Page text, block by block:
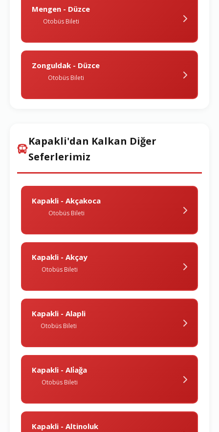
Mengen - Düzce
Otobüs Bileti
Zonguldak - Düzce
Otobüs Bileti
Kapakli'dan Kalkan Diğer
Seferlerimiz
Kapakli - Akçakoca
Otobüs Bileti
Kapakli - Akçay
Otobüs Bileti
Kapakli - Alapli
Otobüs Bileti
Kapakli - Ali̇ağa
Otobüs Bileti
Kapakli - Altinoluk